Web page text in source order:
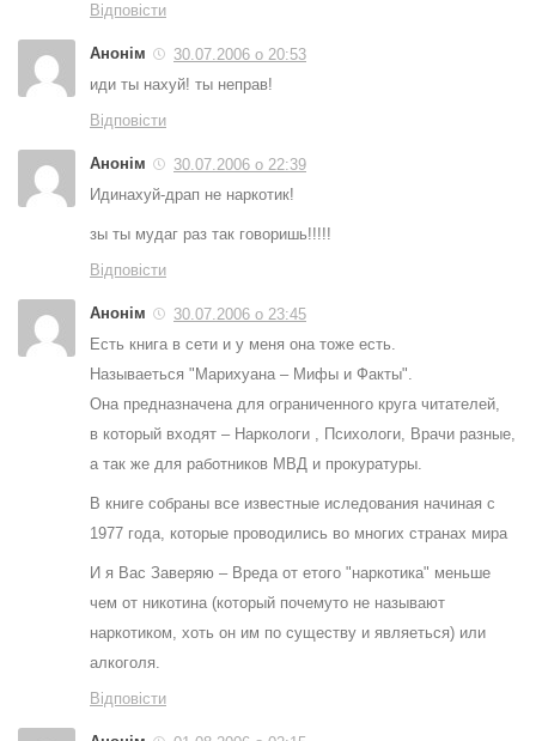
Відповісти
Анонім
30.07.2006 о 20:53
иди ты нахуй! ты неправ!
Відповісти
Анонім
30.07.2006 о 22:39
Идинахуй-драп не наркотик!
зы ты мудаг раз так говоришь!!!!!
Відповісти
Анонім
30.07.2006 о 23:45
Есть книга в сети и у меня она тоже есть.
Называеться "Марихуана – Мифы и Факты".
Она предназначена для ограниченного круга читателей,
в который входят – Наркологи , Психологи, Врачи разные,
а так же для работников МВД и прокуратуры.
В книге собраны все известные иследования начиная с
1977 года, которые проводились во многих странах мира
И я Вас Заверяю – Вреда от етого "наркотика" меньше
чем от никотина (который почемуто не называют
наркотиком, хоть он им по существу и являеться) или
алкоголя.
Відповісти